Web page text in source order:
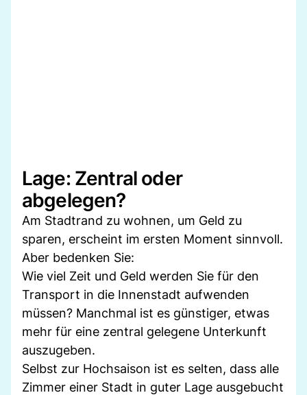
Lage: Zentral oder
abgelegen?
Am Stadtrand zu wohnen, um Geld zu
sparen, erscheint im ersten Moment sinnvoll.
Aber bedenken Sie:
Wie viel Zeit und Geld werden Sie für den
Transport in die Innenstadt aufwenden
müssen? Manchmal ist es günstiger, etwas
mehr für eine zentral gelegene Unterkunft
auszugeben.
Selbst zur Hochsaison ist es selten, dass alle
Zimmer einer Stadt in guter Lage ausgebucht